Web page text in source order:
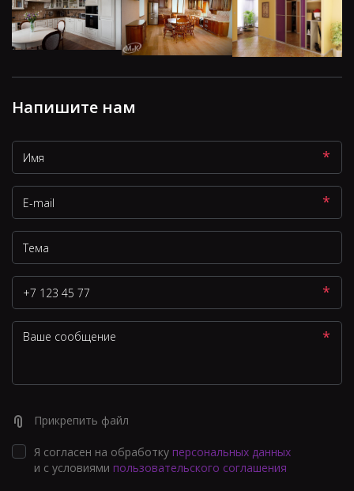
Напишите нам
*
*
*
*
Прикрепить файл
Я согласен на обработку персональных данных
и с условиями пользовательского соглашения